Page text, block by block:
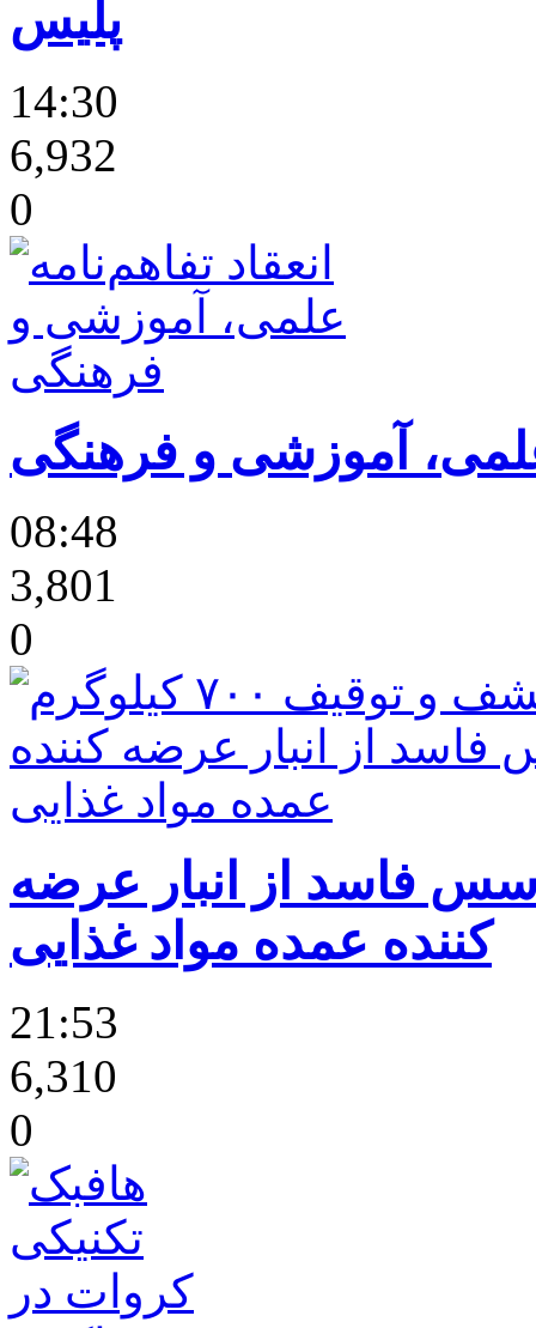
پلیس
14:30
6,932
0
علمی، آموزشی و فرهنگی
08:48
3,801
0
کیلوگرم سس فاسد از انبار عرضه
کننده عمده مواد غذایی
21:53
6,310
0